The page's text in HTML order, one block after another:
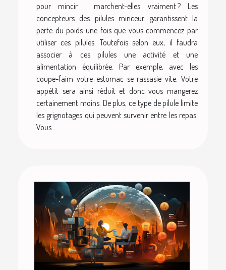
pour mincir : marchent-elles vraiment ? Les
concepteurs des pilules minceur garantissent la
perte du poids une fois que vous commencez par
utiliser ces pilules. Toutefois selon eux, il faudra
associer à ces pilules une activité et une
alimentation équilibrée. Par exemple, avec les
coupe-faim votre estomac se rassasie vite. Votre
appétit sera ainsi réduit et donc vous mangerez
certainement moins. De plus, ce type de pilule limite
les grignotages qui peuvent survenir entre les repas.
Vous...